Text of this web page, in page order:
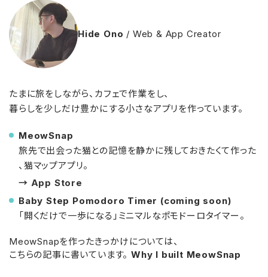
Hide Ono / Web & App Creator
たまに旅をしながら、カフェで作業をし、
暮らしを少しだけ豊かにする小さなアプリを作っています。
MeowSnap
旅先で出会った猫との記憶を静かに残しておきたくて作った
、猫マップアプリ。
→ App Store
Baby Step Pomodoro Timer (coming soon)
「開くだけで一歩になる」ミニマルなポモドーロタイマー。
MeowSnapを作ったきっかけについては、
こちらの記事に書いています。Why I built MeowSnap